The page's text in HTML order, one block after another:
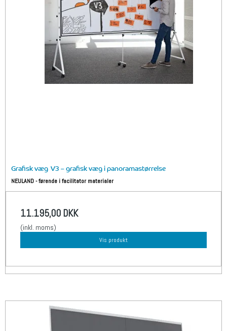
Grafisk væg V3 – grafisk væg i panoramastørrelse
NEULAND - førende i facilitator materialer
11.195,00 DKK
(inkl. moms)
Vis produkt